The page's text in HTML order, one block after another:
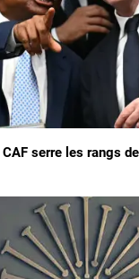
serre les rangs